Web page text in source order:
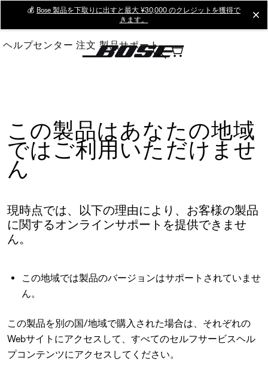
Main
💰 Bose 製品を下取りに出すと最大 ¥30,000 のクレジットを獲得で
きます。
ヘルプセンター 注文 製品サポート
この製品はあなたの地域
ではご利用いただけませ
ん
現時点では、以下の理由により、お客様の製品
に関するオンラインサポートを提供できませ
ん。
この地域では製品のバージョンはサポートされていませ
ん。
この製品を別の国/地域で購入された場合は、それぞれの
Webサイトにアクセスして、すべてのセルフサービスヘル
プコンテンツにアクセスしてください。